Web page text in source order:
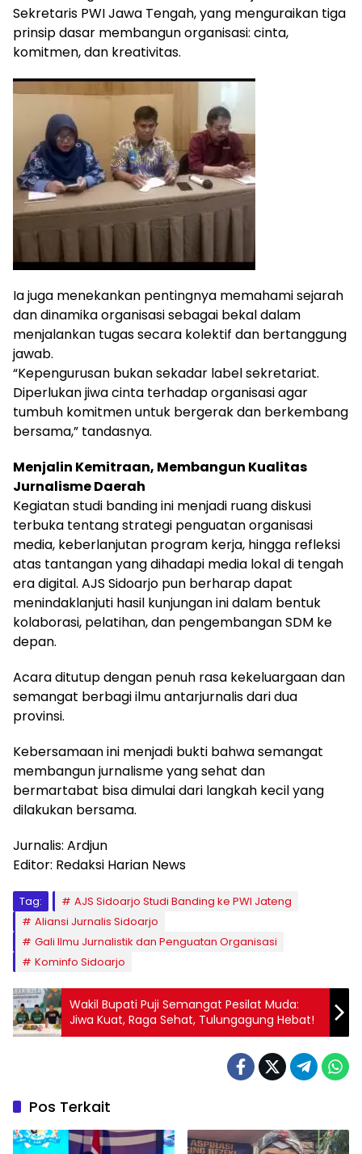
Sekretaris PWI Jawa Tengah, yang menguraikan tiga
prinsip dasar membangun organisasi: cinta,
komitmen, dan kreativitas.
Ia juga menekankan pentingnya memahami sejarah
dan dinamika organisasi sebagai bekal dalam
menjalankan tugas secara kolektif dan bertanggung
jawab.
“Kepengurusan bukan sekadar label sekretariat.
Diperlukan jiwa cinta terhadap organisasi agar
tumbuh komitmen untuk bergerak dan berkembang
bersama,” tandasnya.
Menjalin Kemitraan, Membangun Kualitas
Jurnalisme Daerah
Kegiatan studi banding ini menjadi ruang diskusi
terbuka tentang strategi penguatan organisasi
media, keberlanjutan program kerja, hingga refleksi
atas tantangan yang dihadapi media lokal di tengah
era digital. AJS Sidoarjo pun berharap dapat
menindaklanjuti hasil kunjungan ini dalam bentuk
kolaborasi, pelatihan, dan pengembangan SDM ke
depan.
Acara ditutup dengan penuh rasa kekeluargaan dan
semangat berbagi ilmu antarjurnalis dari dua
provinsi.
Kebersamaan ini menjadi bukti bahwa semangat
membangun jurnalisme yang sehat dan
bermartabat bisa dimulai dari langkah kecil yang
dilakukan bersama.
Jurnalis: Ardjun
Editor: Redaksi Harian News
Tag:
AJS Sidoarjo Studi Banding ke PWI Jateng
Aliansi Jurnalis Sidoarjo
Gali Ilmu Jurnalistik dan Penguatan Organisasi
Kominfo Sidoarjo
Wakil Bupati Puji Semangat Pesilat Muda:
Jiwa Kuat, Raga Sehat, Tulungagung Hebat!
Pos Terkait